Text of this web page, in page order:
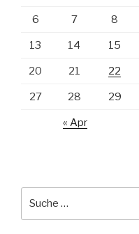
6 7 8
13 14 15
20 21 22
27 28 29
« Apr